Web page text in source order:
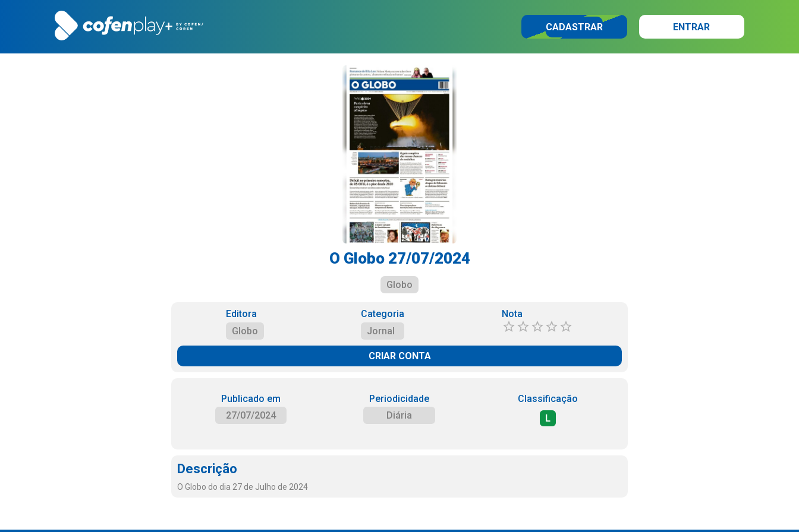
CADASTRAR ENTRAR
O Globo 27/07/2024
Globo
Editora
Globo
Categoria
Jornal
Nota
CRIAR CONTA
Publicado em
27/07/2024
Periodicidade
Diária
Classificação
L
Descrição
O Globo do dia 27 de Julho de 2024